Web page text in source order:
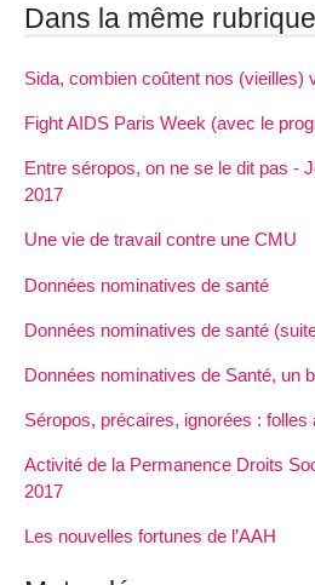
Dans la même rubrique
Sida, combien coûtent nos (vieilles)
Fight AIDS Paris Week (avec le
Entre séropos, on ne se le dit pas -
2017
Une vie de travail contre une CMU
Données nominatives de santé
Données nominatives de santé
Données nominatives de Santé, un
Séropos, précaires, ignorées : folles
Activité de la Permanence Droits
2017
Les nouvelles fortunes de l’AAH